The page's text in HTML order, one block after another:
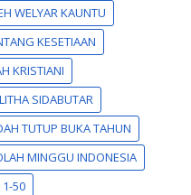
WELYAR KAUNTU
KESETIAAN
KRISTIANI
SIDABUTAR
TUTUP BUKA TAHUN
MINGGU INDONESIA
1-50